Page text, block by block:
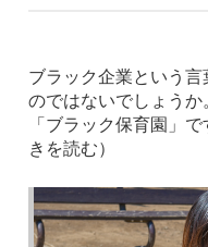
ブラック企業という
のではないでしょう
「ブラック保育園」
きを読む）